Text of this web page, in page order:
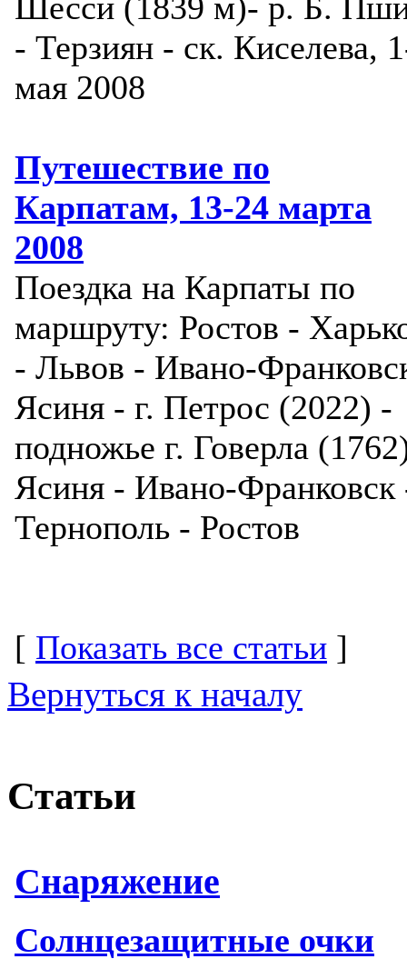
- Терзиян - ск. Киселева,
мая 2008
Путешествие по
Карпатам, 13-24 марта
2008
Поездка на Карпаты по
маршруту: Ростов -
- Львов - Ивано-
Ясиня - г. Петрос (2022) -
подножье г. Говерла
Ясиня - Ивано-Франковск
Тернополь - Ростов
[ Показать все статьи ]
Вернуться к началу
Статьи
Снаряжение
Солнцезащитные очки